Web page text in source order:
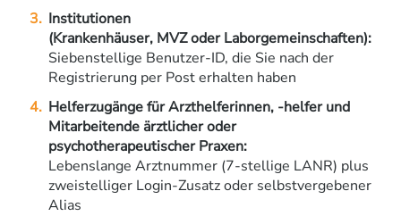
Institutionen
(Krankenhäuser, MVZ oder Laborgemeinschaften):
Siebenstellige Benutzer-ID, die Sie nach der
Registrierung per Post erhalten haben
Helferzugänge für Arzthelferinnen, -helfer und
Mitarbeitende ärztlicher oder
psychotherapeutischer Praxen:
Lebenslange Arztnummer (7-stellige LANR) plus
zweistelliger Login-Zusatz oder selbstvergebener
Alias